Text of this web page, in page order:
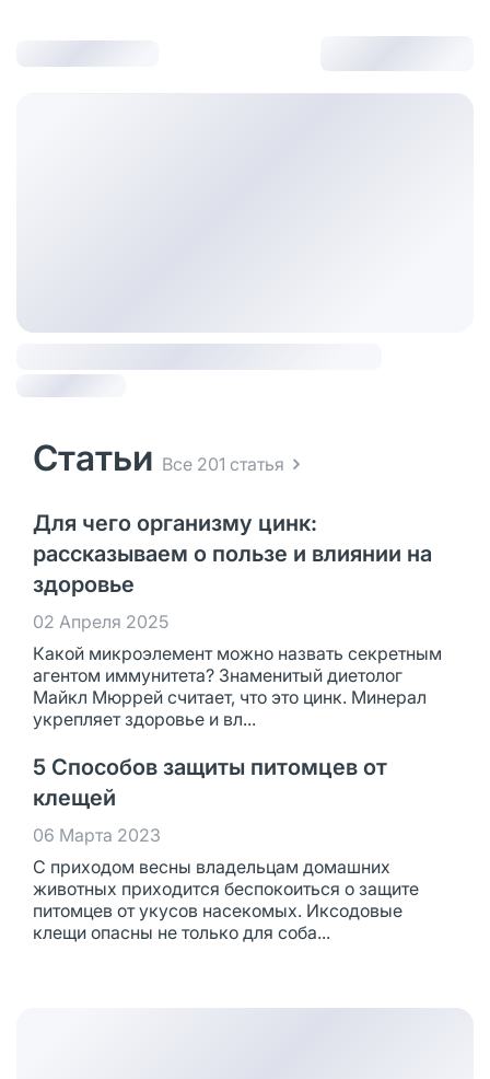
Статьи Все 201 статья
Для чего организму цинк:
рассказываем о пользе и влиянии на
здоровье
02 Апреля 2025
Какой микроэлемент можно назвать секретным
агентом иммунитета? Знаменитый диетолог
Майкл Мюррей считает, что это цинк. Минерал
укрепляет здоровье и вл...
5 Способов защиты питомцев от
клещей
06 Марта 2023
С приходом весны владельцам домашних
животных приходится беспокоиться о защите
питомцев от укусов насекомых. Иксодовые
клещи опасны не только для соба...